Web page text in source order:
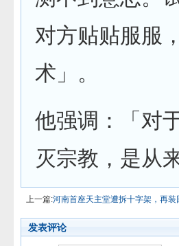
对方贴贴服服
术」。
他强调：「对
灭宗教，是从
上一篇:河南首座天主堂遭拆十字架，再装
发表评论